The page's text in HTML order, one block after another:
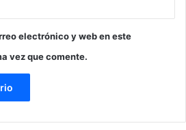
electrónico y web en este
vez que comente.